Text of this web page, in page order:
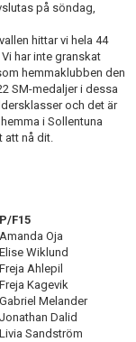
på söndag,
hittar vi hela 44
har inte granskat
hemmaklubben den
SM-medaljer i dessa
och det är
i Sollentuna
att nå dit.
P/F15
Amanda Oja
Elise Wiklund
Freja Ahlepil
Freja Kagevik
Gabriel Melander
Jonathan Dalid
Livia Sandström